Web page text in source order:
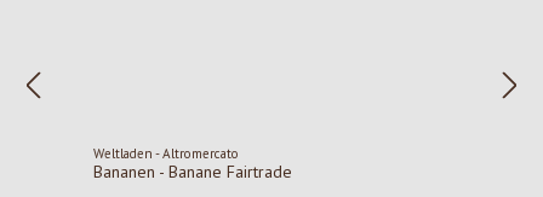
Weltladen - Altromercato
Bananen - Banane Fairtrade